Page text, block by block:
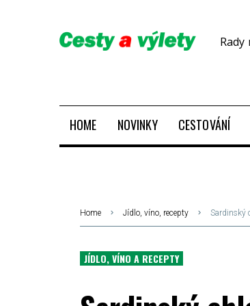
HOME NOVINKY CESTOVÁNÍ
Home Jídlo, víno, recepty Sardinský
JÍDLO, VÍNO A RECEPTY